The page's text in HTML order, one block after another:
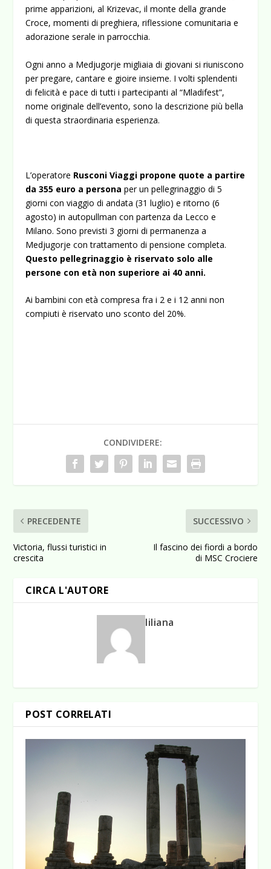
prime apparizioni, al Krizevac, il monte della grande
Croce, momenti di preghiera, riflessione comunitaria e
adorazione serale in parrocchia.
Ogni anno a Medjugorje migliaia di giovani si riuniscono
per pregare, cantare e gioire insieme. I volti splendenti
di felicità e pace di tutti i partecipanti al “Mladifest”,
nome originale dell’evento, sono la descrizione più bella
di questa straordinaria esperienza.
L’operatore Rusconi Viaggi propone quote a partire
da 355 euro a persona per un pellegrinaggio di 5
giorni con viaggio di andata (31 luglio) e ritorno (6
agosto) in autopullman con partenza da Lecco e
Milano. Sono previsti 3 giorni di permanenza a
Medjugorje con trattamento di pensione completa.
Questo pellegrinaggio è riservato solo alle
persone con età non superiore ai 40 anni.
Ai bambini con età compresa fra i 2 e i 12 anni non
compiuti è riservato uno sconto del 20%.
CONDIVIDERE:
PRECEDENTE
Victoria, flussi turistici in
crescita
SUCCESSIVO
Il fascino dei fiordi a bordo
di MSC Crociere
CIRCA L'AUTORE
liliana
POST CORRELATI